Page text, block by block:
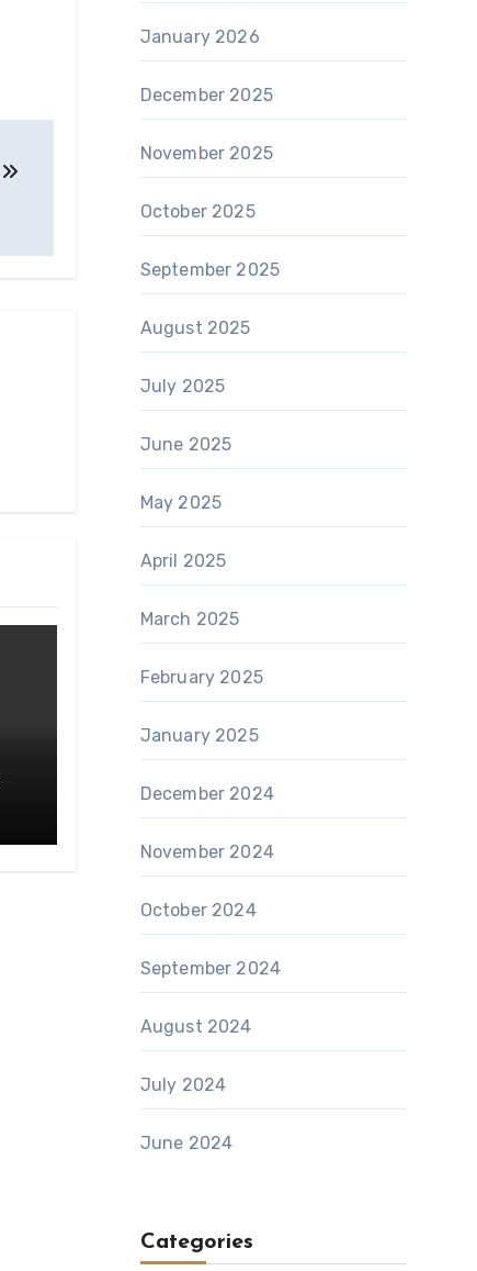
January 2026
December 2025
November 2025
October 2025
September 2025
August 2025
July 2025
June 2025
May 2025
April 2025
March 2025
February 2025
January 2025
December 2024
November 2024
October 2024
September 2024
August 2024
July 2024
June 2024
Categories